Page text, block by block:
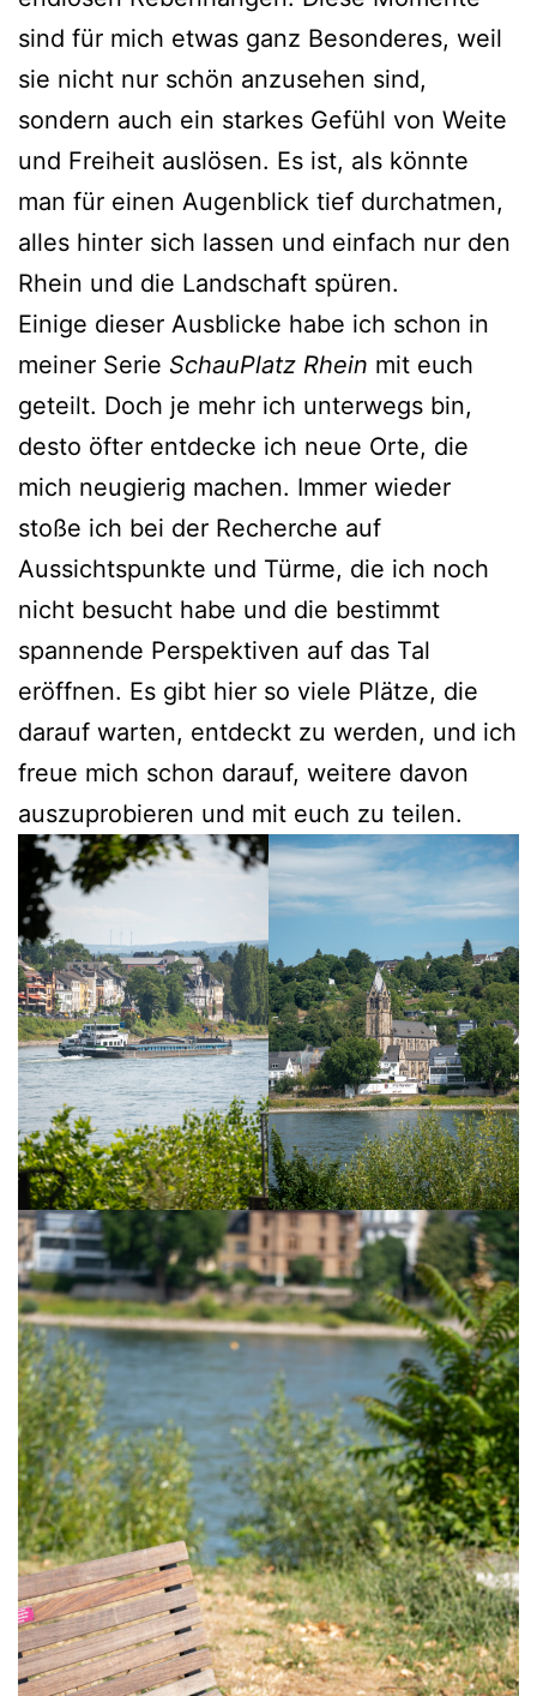
sind für mich etwas ganz Besonderes, weil
sie nicht nur schön anzusehen sind,
sondern auch ein starkes Gefühl von Weite
und Freiheit auslösen. Es ist, als könnte
man für einen Augenblick tief durchatmen,
alles hinter sich lassen und einfach nur den
Rhein und die Landschaft spüren.
Einige dieser Ausblicke habe ich schon in
meiner Serie SchauPlatz Rhein mit euch
geteilt. Doch je mehr ich unterwegs bin,
desto öfter entdecke ich neue Orte, die
mich neugierig machen. Immer wieder
stoße ich bei der Recherche auf
Aussichtspunkte und Türme, die ich noch
nicht besucht habe und die bestimmt
spannende Perspektiven auf das Tal
eröffnen. Es gibt hier so viele Plätze, die
darauf warten, entdeckt zu werden, und ich
freue mich schon darauf, weitere davon
auszuprobieren und mit euch zu teilen.